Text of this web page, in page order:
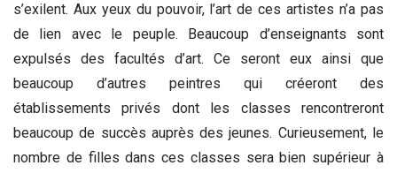
s’exilent. Aux yeux du pouvoir, l’art de ces artistes n’a pas
de lien avec le peuple. Beaucoup d’enseignants sont
expulsés des facultés d’art. Ce seront eux ainsi que
beaucoup d’autres peintres qui créeront des
établissements privés dont les classes rencontreront
beaucoup de succès auprès des jeunes. Curieusement, le
nombre de filles dans ces classes sera bien supérieur à